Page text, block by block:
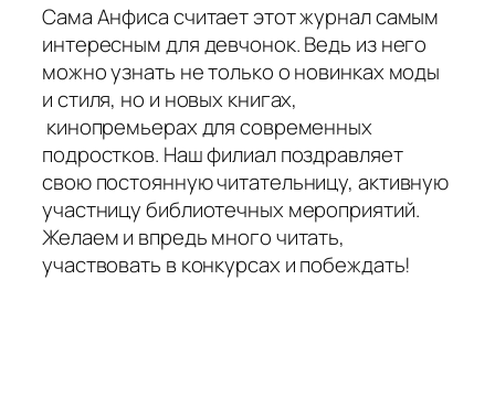
Сама Анфиса считает этот журнал самым
интересным для девчонок. Ведь из него
можно узнать не только о новинках моды
и стиля, но и новых книгах,
кинопремьерах для современных
подростков. Наш филиал поздравляет
свою постоянную читательницу, активную
участницу библиотечных мероприятий.
Желаем и впредь много читать,
участвовать в конкурсах и побеждать!